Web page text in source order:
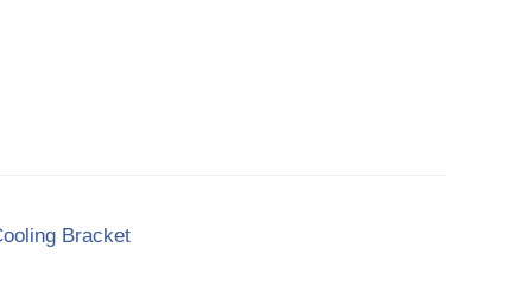
Bracket